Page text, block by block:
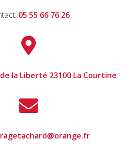
05 55 66 76 26

la Liberté 23100 La Courtine
